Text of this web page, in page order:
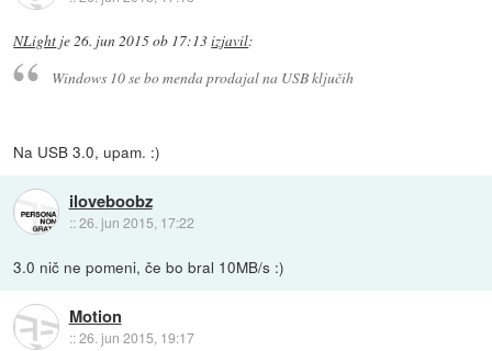
NLight je26. jun 2015 ob 17:13izjavil:
Windows 10 se bo menda prodajal na USB ključih
Na USB 3.0, upam. :)
iloveboobz
::26. jun 2015, 17:22
3.0 nič ne pomeni, če bo bral 10MB/s :)
Motion
::26. jun 2015, 19:17